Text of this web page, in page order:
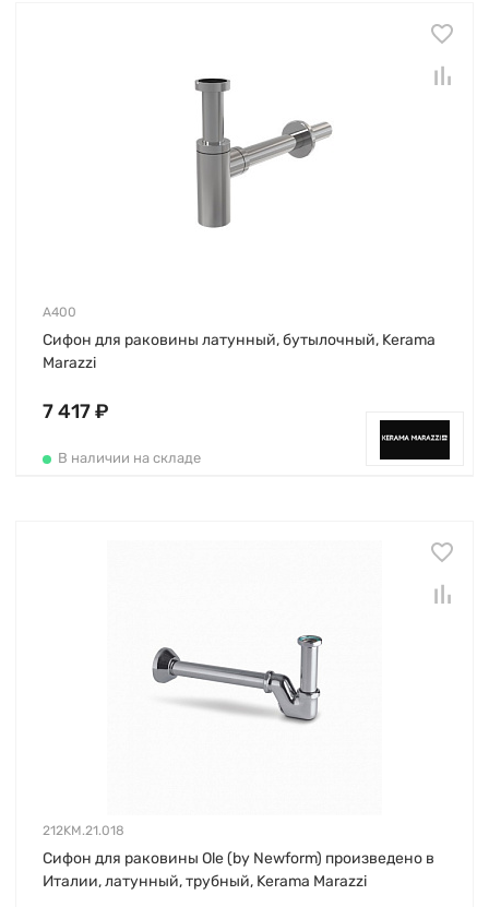
A400
Сифон для раковины латунный, бутылочный, Kerama
Marazzi
7 417 ₽
В наличии на складе
212KM.21.018
Сифон для раковины Ole (by Newform) произведено в
Италии, латунный, трубный, Kerama Marazzi